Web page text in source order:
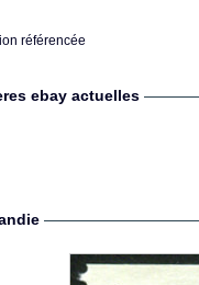
référencée
ebay actuelles